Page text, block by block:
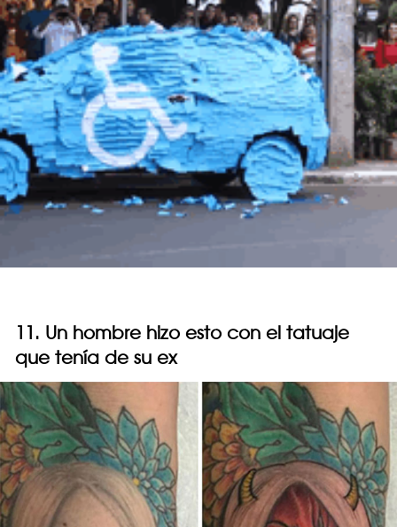
11. Un hombre hizo esto con el tatuaje
que tenía de su ex